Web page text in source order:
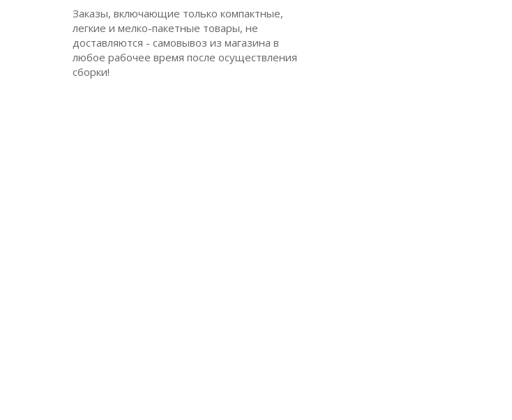
Заказы, включающие только компактные,
легкие и мелко-пакетные товары, не
доставляются - самовывоз из магазина в
любое рабочее время после осуществления
сборки!